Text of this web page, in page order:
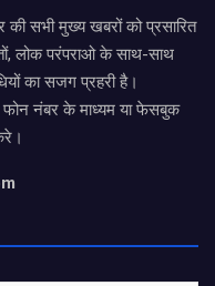
की सभी मुख्य खबरों को प्रसारित
लोक परंपराओ के साथ-साथ
का सजग प्रहरी है।
नंबर के माध्यम या फेसबुक